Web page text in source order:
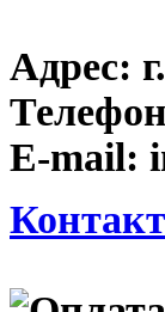
Адрес:
E-mail: